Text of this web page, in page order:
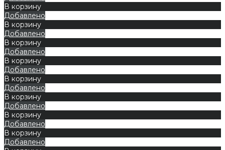
В корзину
Добавлено
В корзину
Добавлено
В корзину
Добавлено
В корзину
Добавлено
В корзину
Добавлено
В корзину
Добавлено
В корзину
Добавлено
В корзину
Добавлено